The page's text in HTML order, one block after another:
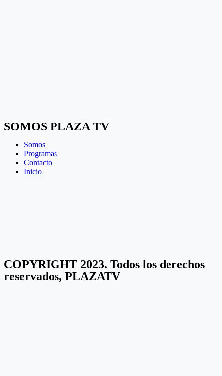
SOMOS PLAZA TV
Somos
Programas
Contacto
Inicio
COPYRIGHT 2023. Todos los derechos
reservados, PLAZATV